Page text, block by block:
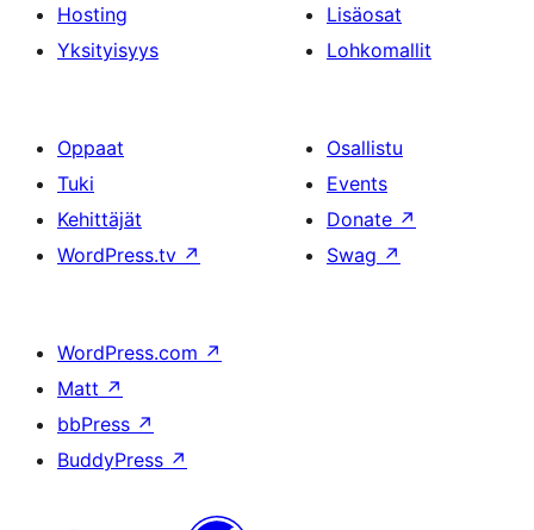
Hosting
Yksityisyys
Lisäosat
Lohkomallit
Oppaat
Tuki
Kehittäjät
WordPress.tv ↗
Osallistu
Events
Donate ↗
Swag ↗
WordPress.com ↗
Matt ↗
bbPress ↗
BuddyPress ↗